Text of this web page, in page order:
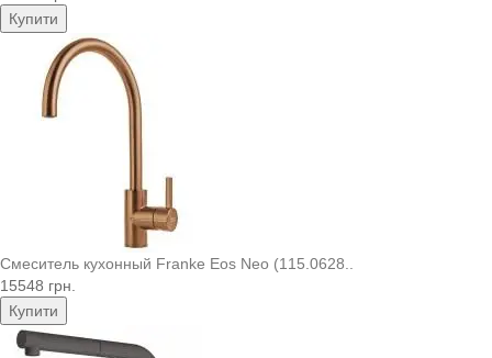
Купити
Смеситель кухонный Franke Eos Neo (115.0628..
15548 грн.
Купити